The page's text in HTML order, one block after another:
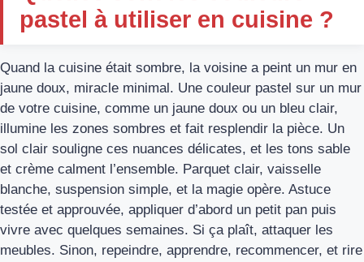
pastel à utiliser en cuisine ?
Quand la cuisine était sombre, la voisine a peint un mur en
jaune doux, miracle minimal. Une couleur pastel sur un mur
de votre cuisine, comme un jaune doux ou un bleu clair,
illumine les zones sombres et fait resplendir la pièce. Un
sol clair souligne ces nuances délicates, et les tons sable
et crème calment l’ensemble. Parquet clair, vaisselle
blanche, suspension simple, et la magie opère. Astuce
testée et approuvée, appliquer d’abord un petit pan puis
vivre avec quelques semaines. Si ça plaît, attaquer les
meubles. Sinon, repeindre, apprendre, recommencer, et rire